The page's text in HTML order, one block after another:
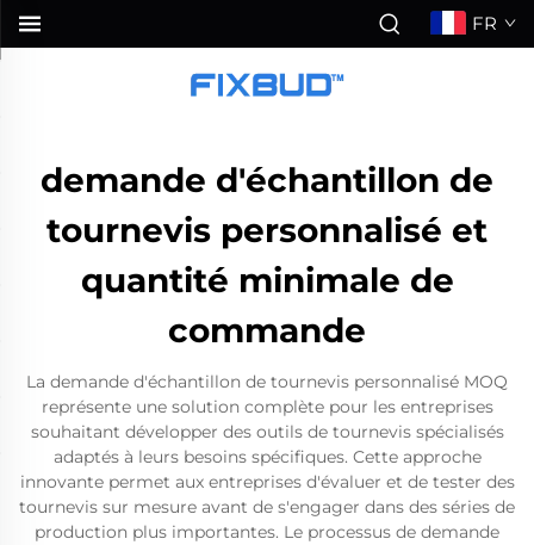
FR
demande d'échantillon de
tournevis personnalisé et
quantité minimale de
commande
La demande d'échantillon de tournevis personnalisé MOQ
représente une solution complète pour les entreprises
souhaitant développer des outils de tournevis spécialisés
adaptés à leurs besoins spécifiques. Cette approche
innovante permet aux entreprises d'évaluer et de tester des
tournevis sur mesure avant de s'engager dans des séries de
production plus importantes. Le processus de demande